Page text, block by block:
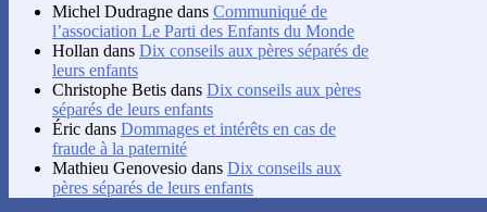
Michel Dudragne dans Communiqué de
l’association Le Parti des Enfants du Monde
Hollan dans Dix conseils aux pères séparés de
leurs enfants
Christophe Betis dans Dix conseils aux pères
séparés de leurs enfants
Éric dans Dommages et intérêts en cas de
fraude à la paternité
Mathieu Genovesio dans Dix conseils aux
pères séparés de leurs enfants